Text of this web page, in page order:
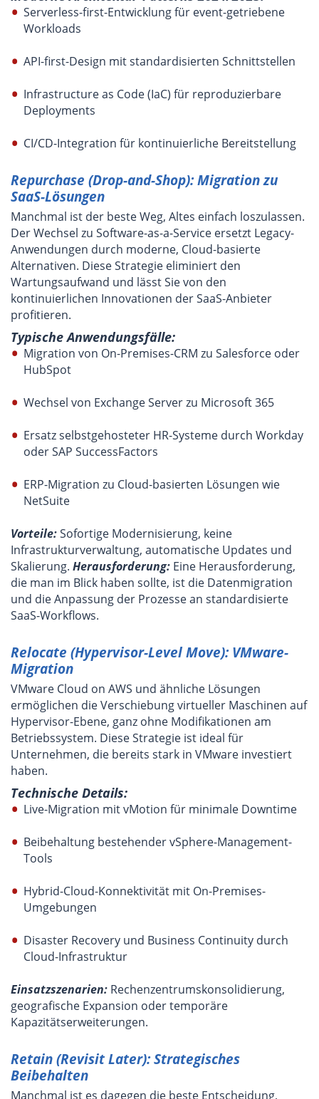
Serverless-first-Entwicklung für event-getriebene
Workloads
API-first-Design mit standardisierten Schnittstellen
Infrastructure as Code (IaC) für reproduzierbare
Deployments
CI/CD-Integration für kontinuierliche Bereitstellung
Repurchase (Drop-and-Shop): Migration zu
SaaS-Lösungen
Manchmal ist der beste Weg, Altes einfach loszulassen.
Der Wechsel zu Software-as-a-Service ersetzt Legacy-
Anwendungen durch moderne, Cloud-basierte
Alternativen. Diese Strategie eliminiert den
Wartungsaufwand und lässt Sie von den
kontinuierlichen Innovationen der SaaS-Anbieter
profitieren.
Typische Anwendungsfälle:
Migration von On-Premises-CRM zu Salesforce oder
HubSpot
Wechsel von Exchange Server zu Microsoft 365
Ersatz selbstgehosteter HR-Systeme durch Workday
oder SAP SuccessFactors
ERP-Migration zu Cloud-basierten Lösungen wie
NetSuite
Vorteile:Sofortige Modernisierung, keine
Infrastrukturverwaltung, automatische Updates und
Skalierung. Herausforderung: Eine Herausforderung,
die man im Blick haben sollte, ist die Datenmigration
und die Anpassung der Prozesse an standardisierte
SaaS-Workflows.
Relocate (Hypervisor-Level Move): VMware-
Migration
VMware Cloud on AWS und ähnliche Lösungen
ermöglichen die Verschiebung virtueller Maschinen auf
Hypervisor-Ebene, ganz ohne Modifikationen am
Betriebssystem. Diese Strategie ist ideal für
Unternehmen, die bereits stark in VMware investiert
haben.
Technische Details:
Live-Migration mit vMotion für minimale Downtime
Beibehaltung bestehender vSphere-Management-
Tools
Hybrid-Cloud-Konnektivität mit On-Premises-
Umgebungen
Disaster Recovery und Business Continuity durch
Cloud-Infrastruktur
Einsatzszenarien: Rechenzentrumskonsolidierung,
geografische Expansion oder temporäre
Kapazitätserweiterungen.
Retain (Revisit Later): Strategisches
Beibehalten
Manchmal ist es dagegen die beste Entscheidung,